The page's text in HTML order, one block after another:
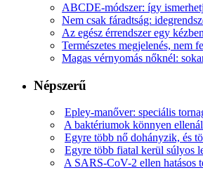
ABCDE‑módszer: így
Nem csak fáradtság:
Az egész érrendszer egy
Természetes megjelenés, nem
Magas vérnyomás nőknél:
Népszerű
Epley-manőver: speciális
A baktériumok könnyen
Egyre több nő dohányzik, és
Egyre több fiatal kerül súlyos
A SARS-CoV-2 ellen hatásos